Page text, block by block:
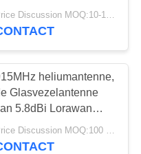
Price Discussion MOQ:10-100 stuks
heliumantenne,
Glasvezelantenne
5.8dBi Lorawan
IOT-Apparaat